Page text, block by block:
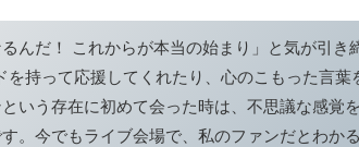
んだ！ これからが本当の始まり」と気が引き
を持って応援してくれたり、心のこもった言葉
いう存在に初めて会った時は、不思議な感覚
。今でもライブ会場で、私のファンだとわか